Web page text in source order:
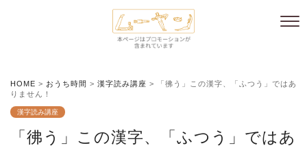
HOME > おうち時間 > 漢字読み講座 >
「彿う」この漢字、「ふつう」ではあ
りません！
漢字読み講座
「彿う」この漢字、「ふつう」ではあ